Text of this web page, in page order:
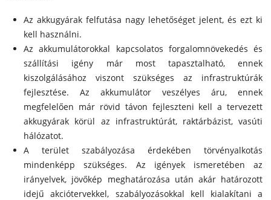
Az akkugyárak felfutása nagy lehetőséget jelent, és ezt ki
kell használni.
Az akkumulátorokkal kapcsolatos forgalomnövekedés és
szállítási igény már most tapasztalható, ennek
kiszolgálásához viszont szükséges az infrastruktúrák
fejlesztése. Az akkumulátor veszélyes áru, ennek
megfelelően már rövid távon fejleszteni kell a tervezett
akkugyárak körül az infrastruktúrát, raktárbázist, vasúti
hálózatot.
A terület szabályozása érdekében törvényalkotás
mindenképp szükséges. Az igények ismeretében az
irányelvek, jövőkép meghatározása után akár határozott
idejű akciótervekkel, szabályozásokkal kell kialakítani a